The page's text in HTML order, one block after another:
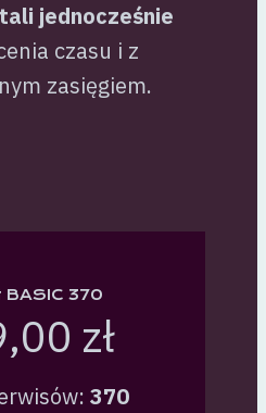
jednocześnie
czasu i z
zasięgiem.
BASIC 370
zł
370